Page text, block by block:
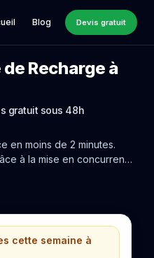
Blog Devis gratuit
Recharge à
gratuit sous 48h
en moins de 2 minutes.
à la mise en concurrence
cette semaine à